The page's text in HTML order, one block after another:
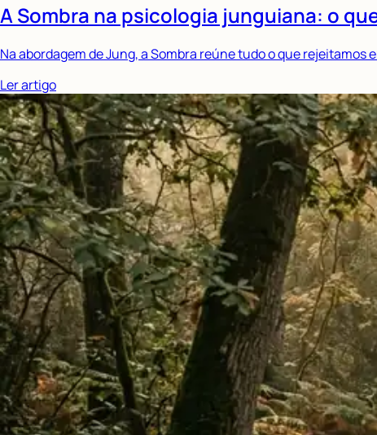
A Sombra na psicologia junguiana: o
Na abordagem de Jung, a Sombra reúne tudo o que
Ler artigo